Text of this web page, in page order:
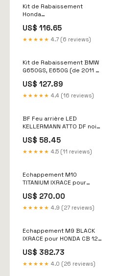
Kit de Rabaissement
Honda
(de 2013 à ) ALPHA
TECHNIK bouchon de
US$ 116.65
★★★★★ 4.7 (6 reviews)
Kit de Rabaissement BMW
G650GS, E650G (de 2011 à
TYPE_Halogène
US$ 127.89
★★★★★ 4.4 (16 reviews)
BF Feu arrière LED
KELLERMANN ATTO DF noir
US$ 58.45
★★★★★ 4.5 (11 reviews)
Echappement M10
TITANIUM IXRACE pour
BMW_Nine T
US$ 270.00
★★★★★ 4.9 (27 reviews)
Echappement M9 BLACK
IXRACE pour HONDA CB 125
Davidson
US$ 382.73
★★★★★ 4.0 (26 reviews)